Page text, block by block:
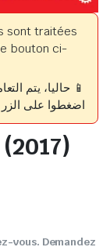
sont traitées
bouton ci-
📱 حاليا، يتم
اضغطوا على الزر
vous. Demandez